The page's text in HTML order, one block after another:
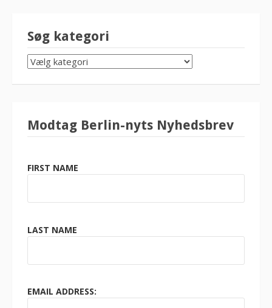
Søg kategori
SØG
Modtag Berlin-nyts Nyhedsbrev
FIRST NAME
LAST NAME
EMAIL ADDRESS: